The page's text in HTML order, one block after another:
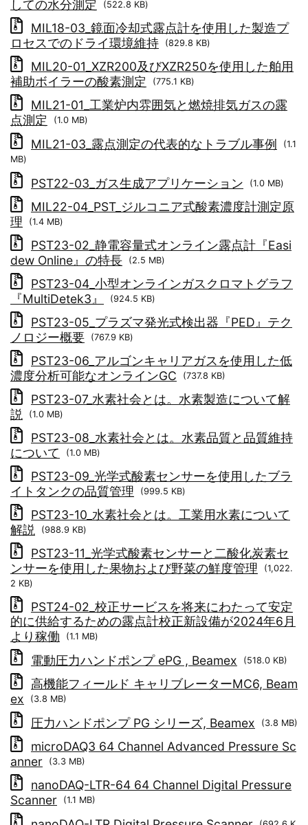
しての水分測定 (522.8 KB)
MIL18-03_鏡面冷却式露点計を使用した製造プ
ロセスでのドライ環境維持
(829.8 KB)
MIL20-01_XZR200及びXZR250を使用した舶用
補助ボイラーの酸素測定
(775.1 KB)
MIL21-01_工業炉内雰囲気と燃焼排気ガスの露
点測定
(1.0 MB)
MIL21-03_露点測定の代表的なトラブル事例
(1.1
MB)
PST22-03_ガス生成アプリケーション (1.0 MB)
MIL22-04_PST_ジルコニア式酸素濃度計測定原
理
(1.4 MB)
PST23-02_静電容量式オンライン露点計『Easi
dew Online』の特長
(2.5 MB)
PST23-04_小型オンラインガスクロマトグラフ
『MultiDetek3』
(924.5 KB)
PST23-05_プラズマ発光式検出器『PED』テク
ノロジー概要
(767.9 KB)
PST23-06_アルゴンキャリアガスを使用した低
濃度分析可能なオンラインGC
(737.8 KB)
PST23-07_水素社会とは。水素製造について解
説
(1.0 MB)
PST23-08_水素社会とは。水素品質と品質維持
について
(1.0 MB)
PST23-09_光学式酸素センサーを使用したブラ
イトタンクの品質管理
(999.5 KB)
PST23-10_水素社会とは。工業用水素について
解説
(988.9 KB)
PST23-11_光学式酸素センサーと二酸化炭素セ
ンサーを使用した果物および野菜の鮮度管理
(1,022.
2 KB)
PST24-02_校正サービスを将来にわたって安定
的に供給するための露点計校正新設備が2024年6月
より稼働
(1.1 MB)
電動圧力ハンドポンプ ePG , Beamex (518.0 KB)
高機能フィールド キャリブレーターMC6, Beam
ex
(3.8 MB)
圧力ハンドポンプ PG シリーズ, Beamex (3.8 MB)
microDAQ3 64 Channel Advanced Pressure Sc
anner
(3.3 MB)
nanoDAQ-LTR-64 64 Channel Digital Pressure
Scanner
(1.1 MB)